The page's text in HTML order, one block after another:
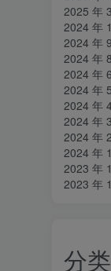
2025 年
2024 年
2024 年
2024 年
2024 年
2024 年
2024 年
2024 年
2024 年
2024 年
2023 年
2023 年
分